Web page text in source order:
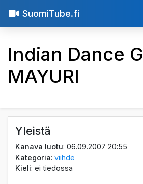
SuomiTube.fi
Indian Dance
MAYURI
Yleistä
Kanava luotu: 06.09.2007 20:55
Kategoria:viihde
Kieli: ei tiedossa